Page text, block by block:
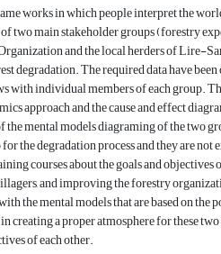
works in which people interpret the
two main stakeholder groups (forestry
and the local herders of Lire-
degradation. The required data have
individual members of each group.
approach and the cause and effect
mental models diagraming of the two
the degradation process and they are not
courses about the goals and objectives
and improving the forestry
the mental models that are based on the
creating a proper atmosphere for these
of each other.